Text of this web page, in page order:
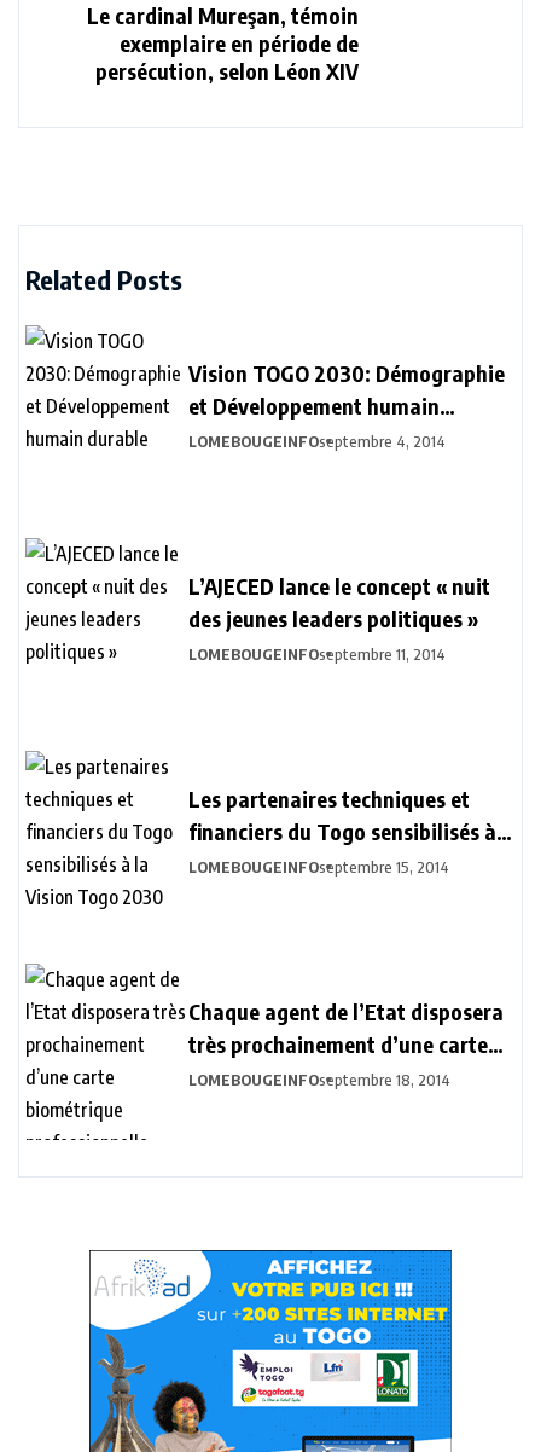
Le cardinal Mureşan, témoin
exemplaire en période de
persécution, selon Léon XIV
Related Posts
Vision TOGO 2030: Démographie
et Développement humain
durable
LOMEBOUGEINFOseptembre 4, 2014
L’AJECED lance le concept « nuit
des jeunes leaders politiques »
LOMEBOUGEINFOseptembre 11, 2014
Les partenaires techniques et
financiers du Togo sensibilisés à
la Vision Togo 2030
LOMEBOUGEINFOseptembre 15, 2014
Chaque agent de l’Etat disposera
très prochainement d’une carte
biométrique professionnelle.
LOMEBOUGEINFOseptembre 18, 2014